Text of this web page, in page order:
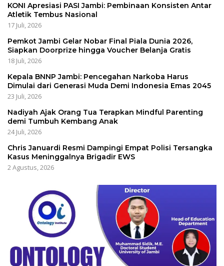
KONI Apresiasi PASI Jambi: Pembinaan Konsisten Antar
Atletik Tembus Nasional
17 Juli, 2026
Pemkot Jambi Gelar Nobar Final Piala Dunia 2026,
Siapkan Doorprize hingga Voucher Belanja Gratis
18 Juli, 2026
Kepala BNNP Jambi: Pencegahan Narkoba Harus
Dimulai dari Generasi Muda Demi Indonesia Emas 2045
23 Juli, 2026
Nadiyah Ajak Orang Tua Terapkan Mindful Parenting
demi Tumbuh Kembang Anak
24 Juli, 2026
Chris Januardi Resmi Dampingi Empat Polisi Tersangka
Kasus Meninggalnya Brigadir EWS
2 Agustus, 2026